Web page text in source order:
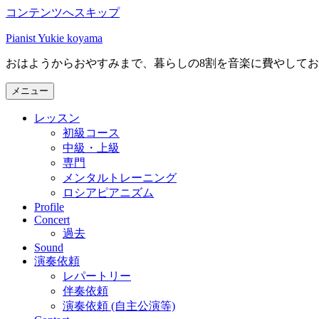
コンテンツへスキップ
Pianist Yukie koyama
おはようからおやすみまで、暮らしの8割を音楽に費やしてお
メニュー
レッスン
初級コース
中級・上級
専門
メンタルトレーニング
ロシアピアニズム
Profile
Concert
過去
Sound
演奏依頼
レパートリー
伴奏依頼
演奏依頼 (自主公演等)